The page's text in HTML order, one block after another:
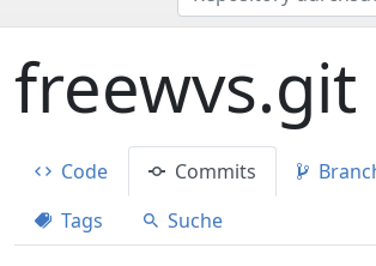
freewvs.git
Code Commits
Tags
Suche